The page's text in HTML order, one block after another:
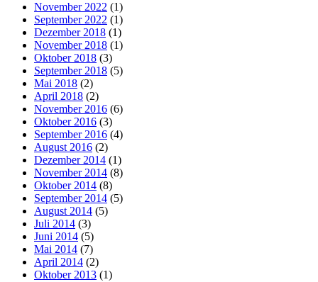
November 2022 (1)
September 2022 (1)
Dezember 2018 (1)
November 2018 (1)
Oktober 2018 (3)
September 2018 (5)
Mai 2018 (2)
April 2018 (2)
November 2016 (6)
Oktober 2016 (3)
September 2016 (4)
August 2016 (2)
Dezember 2014 (1)
November 2014 (8)
Oktober 2014 (8)
September 2014 (5)
August 2014 (5)
Juli 2014 (3)
Juni 2014 (5)
Mai 2014 (7)
April 2014 (2)
Oktober 2013 (1)